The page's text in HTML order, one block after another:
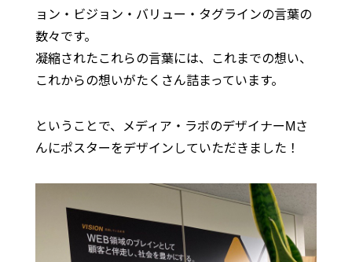
ョン・ビジョン・バリュー・タグラインの言葉の
数々です。
凝縮されたこれらの言葉には、これまでの想い、
これからの想いがたくさん詰まっています。
ということで、メディア・ラボのデザイナーMさ
んにポスターをデザインしていただきました！